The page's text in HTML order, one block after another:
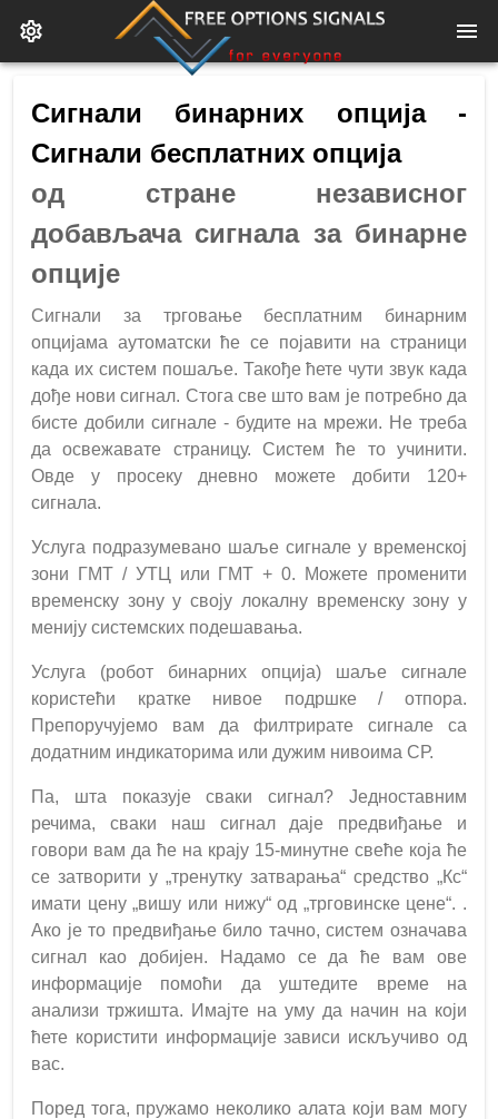
Сигнали бинарних опција -
Сигнали бесплатних опција
од стране независног
добављача сигнала за бинарне
опције
Сигнали за трговање бесплатним бинарним
опцијама аутоматски ће се појавити на страници
када их систем пошаље. Такође ћете чути звук када
дође нови сигнал. Стога све што вам је потребно да
бисте добили сигнале - будите на мрежи. Не треба
да освежавате страницу. Систем ће то учинити.
Овде у просеку дневно можете добити 120+
сигнала.
Услуга подразумевано шаље сигнале у временској
зони ГМТ / УТЦ или ГМТ + 0. Можете променити
временску зону у своју локалну временску зону у
менију системских подешавања.
Услуга (робот бинарних опција) шаље сигнале
користећи кратке нивое подршке / отпора.
Препоручујемо вам да филтрирате сигнале са
додатним индикаторима или дужим нивоима СР.
Па, шта показује сваки сигнал? Једноставним
речима, сваки наш сигнал даје предвиђање и
говори вам да ће на крају 15-минутне свеће која ће
се затворити у „тренутку затварања“ средство „Кс“
имати цену „вишу или нижу“ од „трговинске цене“. .
Ако је то предвиђање било тачно, систем означава
сигнал као добијен. Надамо се да ће вам ове
информације помоћи да уштедите време на
анализи тржишта. Имајте на уму да начин на који
ћете користити информације зависи искључиво од
вас.
Поред тога, пружамо неколико алата који вам могу